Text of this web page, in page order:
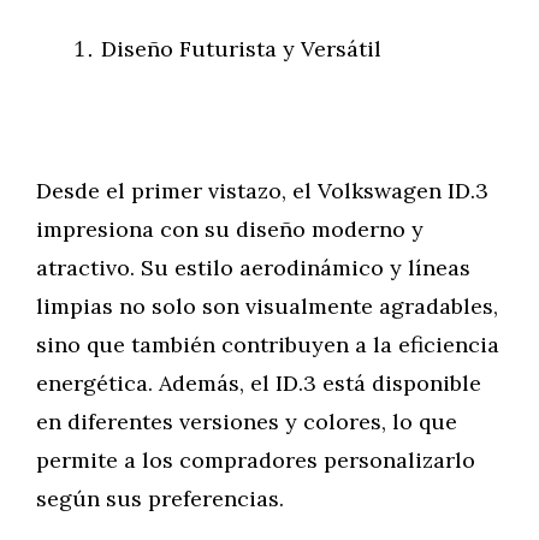
Diseño Futurista y Versátil
Desde el primer vistazo, el Volkswagen ID.3
impresiona con su diseño moderno y
atractivo. Su estilo aerodinámico y líneas
limpias no solo son visualmente agradables,
sino que también contribuyen a la eficiencia
energética. Además, el ID.3 está disponible
en diferentes versiones y colores, lo que
permite a los compradores personalizarlo
según sus preferencias.